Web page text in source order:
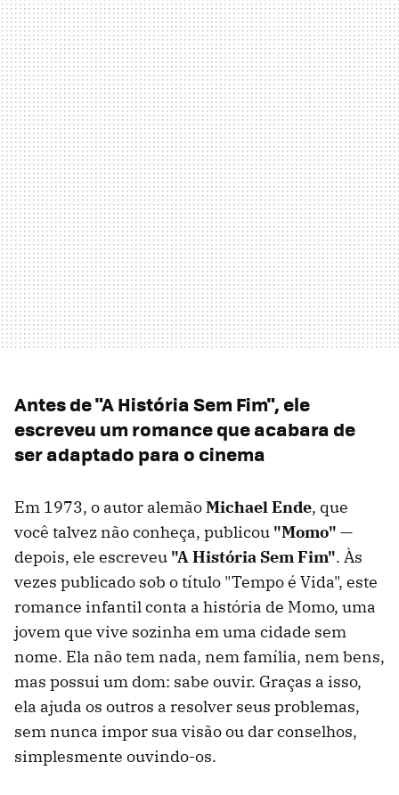
Antes de "A História Sem Fim", ele
escreveu um romance que acabara de
ser adaptado para o cinema
Em 1973, o autor alemãoMichael Ende, que
você talvez não conheça, publicou "Momo" —
depois, ele escreveu "A História Sem Fim". Às
vezes publicado sob o título "Tempo é Vida", este
romance infantil conta a história de Momo, uma
jovem que vive sozinha em uma cidade sem
nome. Ela não tem nada, nem família, nem bens,
mas possui um dom: sabe ouvir. Graças a isso,
ela ajuda os outros a resolver seus problemas,
sem nunca impor sua visão ou dar conselhos,
simplesmente ouvindo-os.